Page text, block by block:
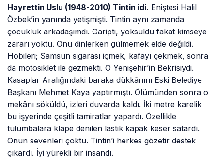
Hayrettin Uslu (1948-2010) Tintin idi. Eniştesi Halil
Özbek’in yanında yetişmişti. Tintin aynı zamanda
çocukluk arkadaşımdı. Garipti, yoksuldu fakat kimseye
zararı yoktu. Onu dinlerken gülmemek elde değildi.
Hobileri; Samsun sigarası içmek, kafayı çekmek, sonra
da motosiklet ile gezmekti. O Yenişehir’in Bekrisiydi.
Kasaplar Aralığındaki baraka dükkânını Eski Belediye
Başkanı Mehmet Kaya yaptırmıştı. Ölümünden sonra o
mekânı söküldü, izleri duvarda kaldı. İki metre karelik
bu işyerinde çeşitli tamiratlar yapardı. Özellikle
tulumbalara klape denilen lastik kapak keser satardı.
Onun sevenleri çoktu. Tintin’i herkes gözetir destek
çıkardı. İyi yürekli bir insandı.